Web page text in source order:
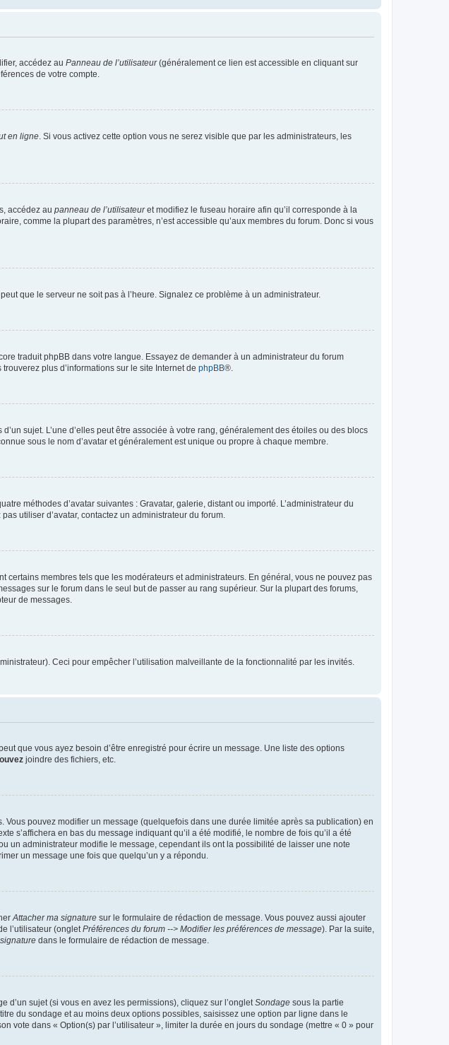
accédez au Panneau de l’utilisateur(généralement ce lien est accessible en cliquant sur
de votre compte.
en ligne . Si vous activez cette option vous ne serez visible que par les administrateurs, les
accédez au panneau de l’utilisateuret modifiez le fuseau horaire afin qu’il corresponde à la
comme la plupart des paramètres, n’est accessible qu’aux membres du forum. Donc si vous
que le serveur ne soit pas à l’heure. Signalez ce problème à un administrateur.
traduit phpBB dans votre langue. Essayez de demander à un administrateur du forum
plus d’informations sur le site Internet de phpBB®.
sujet. L’une d’elles peut être associée à votre rang, généralement des étoiles ou des blocs
sous le nom d’avatar et généralement est unique ou propre à chaque membre.
méthodes d’avatar suivantes : Gravatar, galerie, distant ou importé. L’administrateur du
utiliser d’avatar, contactez un administrateur du forum.
membres tels que les modérateurs et administrateurs. En général, vous ne pouvez pas
sur le forum dans le seul but de passer au rang supérieur. Sur la plupart des forums,
de messages.
Ceci pour empêcher l’utilisation malveillante de la fonctionnalité par les invités.
que vous ayez besoin d’être enregistré pour écrire un message. Une liste des options
joindre des fichiers, etc.
pouvez modifier un message (quelquefois dans une durée limitée après sa publication) en
s’affichera en bas du message indiquant qu’il a été modifié, le nombre de fois qu’il a été
un administrateur modifie le message, cependant ils ont la possibilité de laisser une note
un message une fois que quelqu’un y a répondu.
Attacher ma signature sur le formulaire de rédaction de message. Vous pouvez aussi ajouter
l’utilisateur (onglet Préférences du forum --> Modifier les préférences de message). Par la suite,
dans le formulaire de rédaction de message.
d’un sujet (si vous en avez les permissions), cliquez sur l’onglet Sondage sous la partie
du sondage et au moins deux options possibles, saisissez une option par ligne dans le
vote dans « Option(s) par l’utilisateur », limiter la durée en jours du sondage (mettre « 0 » pour